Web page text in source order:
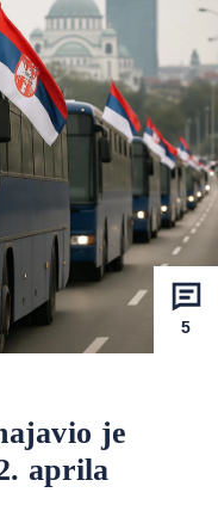
5
je
aprila